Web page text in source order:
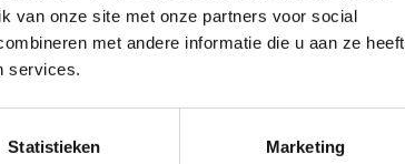
van onze site met onze partners voor social
met andere informatie die u aan ze heeft
services.
Statistieken Marketing